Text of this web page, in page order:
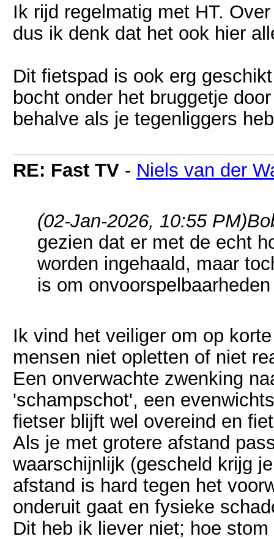
Ik rijd regelmatig met HT.
dus ik denk dat het ook hier
Dit fietspad is ook erg
bocht onder het bruggetje
behalve als je tegenliggers
RE: Fast TV - Niels van der
(02-Jan-2026, 10:55 PM)
gezien dat er met de echt
worden ingehaald, maar
is om
Ik vind het veiliger om op
mensen niet opletten of niet
Een onverwachte zwenking
'schampschot', een
fietser blijft wel overeind en
Als je met grotere afstand
waarschijnlijk (gescheld krijg
afstand is hard tegen het
onderuit gaat en fysieke
Dit heb ik liever niet; hoe